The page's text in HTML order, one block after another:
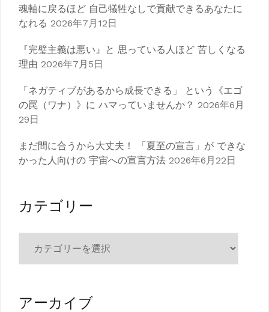
魂軸に戻るほど 自己犠牲なしで貢献できるあなたに
なれる 2026年7月12日
『完璧主義は悪い』と 思っている人ほど 苦しくなる
理由 2026年7月5日
「ネガティブがあるから成長できる」 という《エゴ
の罠（ワナ）》に ハマっていませんか？ 2026年6月
29日
まだ間に合うから大丈夫！ 「夏至の宣言」が できな
かった人向けの 宇宙への宣言方法 2026年6月22日
カテゴリー
ゴ
ー
アーカイブ